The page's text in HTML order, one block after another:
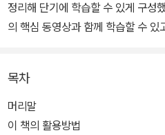
정리해 단기에 학습할 수 있게 구성
의 핵심 동영상과 함께 학습할 수 있
여기에 총정리용 실전 모의고사 3회
제공하며, 정기토익을 완벽하게 분
목차
머리말
이 책의 활용방법